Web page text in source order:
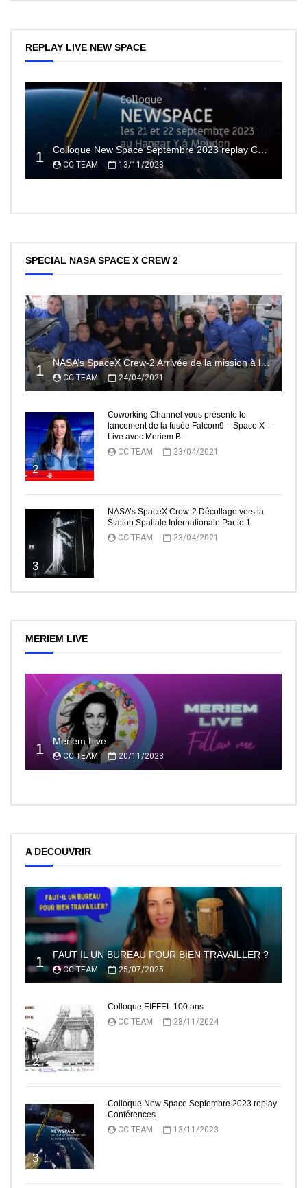
REPLAY LIVE NEW SPACE
1 CC TEAM 13/11/2023
SPECIAL NASA SPACE X CREW 2
1 NASA’s SpaceX Crew-2 Arrivée de la mission à la Station Spatiale Internationale Partie2
CC TEAM 24/04/2021
2
Coworking Channel vous présente le
lancement de la fusée Falcom9 – Space X –
Live avec Meriem B.
CC TEAM
23/04/2021
3
NASA’s SpaceX Crew-2 Décollage vers la
Station Spatiale Internationale Partie 1
CC TEAM
23/04/2021
MERIEM LIVE
1 Meriem Live
CC TEAM 20/11/2023
A DECOUVRIR
1 FAUT IL UN BUREAU POUR BIEN TRAVAILLER ?
CC TEAM 25/07/2025
2
Colloque EIFFEL 100 ans
CC TEAM
28/11/2024
3
Colloque New Space Septembre 2023 replay
Conférences
CC TEAM
13/11/2023